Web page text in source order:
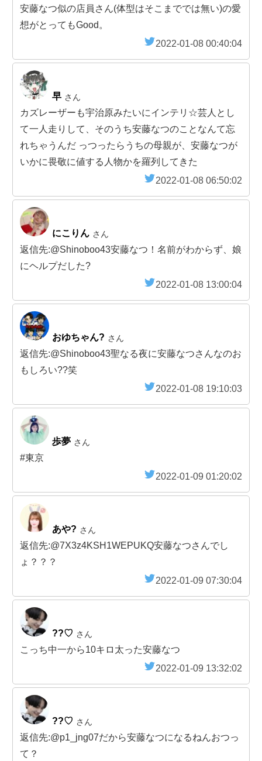
安藤なつ似の店員さん(体型はそこまででは無い)の愛
想がとってもGood。
2022-01-08 00:40:04
早 さん
カズレーザーも宇治原みたいにインテリ☆芸人とし
て一人走りして、そのうち安藤なつのことなんて忘
れちゃうんだ っつったらうちの母親が、安藤なつが
いかに畏敬に値する人物かを羅列してきた
2022-01-08 06:50:02
にこりん さん
返信先:@Shinoboo43安藤なつ！名前がわからず、娘
にヘルプだした?
2022-01-08 13:00:04
おゆちゃん? さん
返信先:@Shinoboo43聖なる夜に安藤なつさんなのお
もしろい??笑
2022-01-08 19:10:03
歩夢 さん
#東京
2022-01-09 01:20:02
あや? さん
返信先:@7X3z4KSH1WEPUKQ安藤なつさんでし
ょ？？？
2022-01-09 07:30:04
??♡ さん
こっち中一から10キロ太った安藤なつ
2022-01-09 13:32:02
??♡ さん
返信先:@p1_jng07だから安藤なつになるねんおつっ
て？